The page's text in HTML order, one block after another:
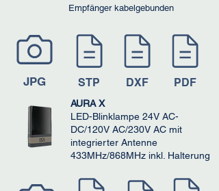
Empfänger kabelgebunden
JPG STP DXF PDF
AURA X
LED-Blinklampe 24V AC-
DC/120V AC/230V AC mit
integrierter Antenne
433MHz/868MHz inkl. Halterung